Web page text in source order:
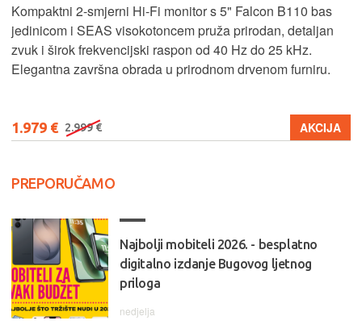
Kompaktni 2-smjerni Hi-Fi monitor s 5" Falcon B110 bas
jedinicom i SEAS visokotoncem pruža prirodan, detaljan
zvuk i širok frekvencijski raspon od 40 Hz do 25 kHz.
Elegantna završna obrada u prirodnom drvenom furniru.
1.979 € 2.999 € AKCIJA
PREPORUČAMO
Najbolji mobiteli 2026. - besplatno
digitalno izdanje Bugovog ljetnog
priloga
nedjelja